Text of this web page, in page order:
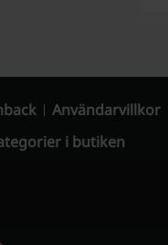
Användarvillkor
i butiken